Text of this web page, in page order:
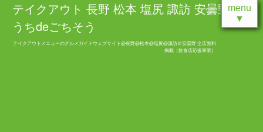
テイクアウト 長野 松本 塩尻 諏訪 安曇野 お
うちdeごちそう
テイクアウトメニューのグルメガイドウェブサイト@長野@松本@塩尻@諏訪＠安曇野 全店無料
掲載［飲食店応援事業］
menu
▼